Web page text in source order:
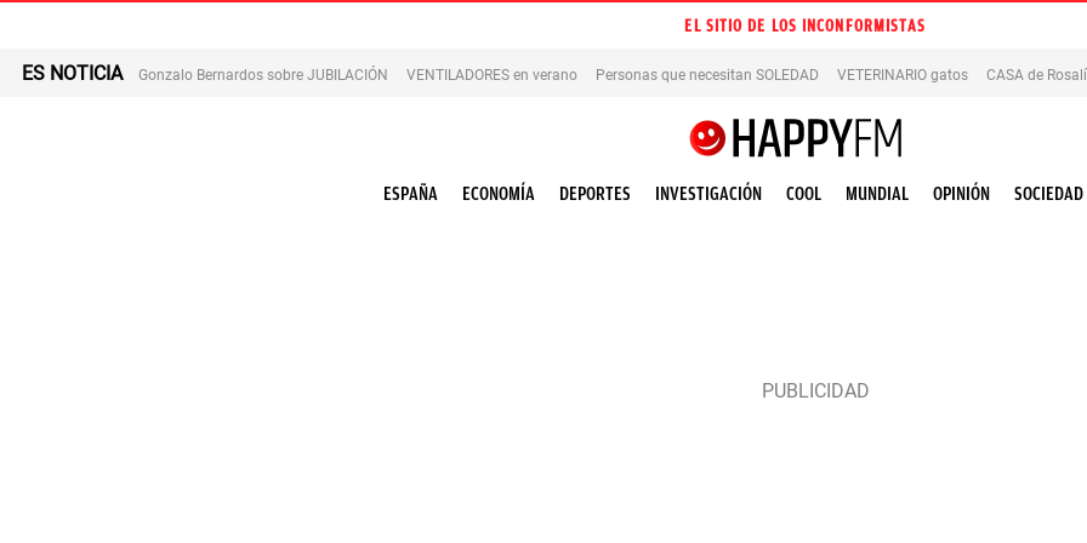
EL SITIO DE LOS INCONFORMISTAS
ES NOTICIA Gonzalo Bernardos sobre JUBILACIÓN VENTILADORES en verano Personas que necesitan SOLEDAD VETERINARIO gatos CASA de
ESPAÑA ECONOMÍA DEPORTES INVESTIGACIÓN COOL MUNDIAL OPINIÓN SOCIEDAD